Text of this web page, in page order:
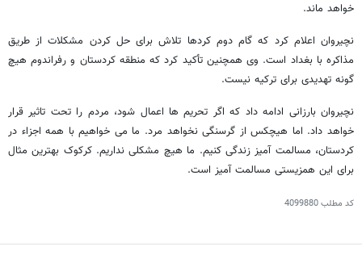
خواهد ماند.
نچیروان اعلام کرد که گام دوم کردها تلاش برای حل کردن مشکلات از طریق
مذاکره با بغداد است. وی همچنین تأکید کرد که منطقه کردستان و رفراندوم هیچ
گونه تهدیدی برای ترکیه نیست.
نچیروان بارزانی ادامه داد که اگر تحریم ها اعمال شود، مردم را تحت تاثیر قرار
خواهد داد. اما هیچکس از گرسنگی نخواهد مرد. ما می خواهیم با همه اجزاء در
کردستان، مسالمت آمیز زندگی کنیم. ما هیچ مشکلی نداریم. کرکوک بهترین مثال
برای این همزیستی مسالمت آمیز است.
کد مطلب4099880